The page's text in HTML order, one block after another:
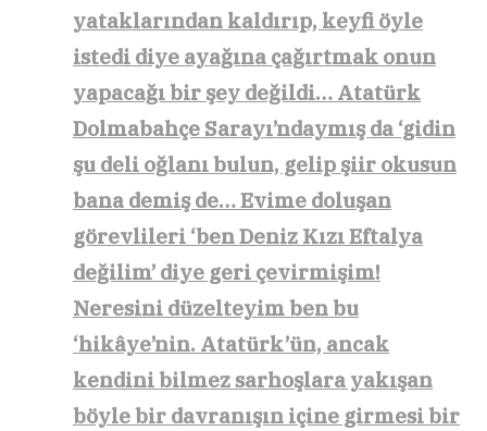
yataklarından kaldırıp, keyfi öyle
istedi diye ayağına çağırtmak onun
yapacağı bir şey değildi… Atatürk
Dolmabahçe Sarayı’ndaymış da ‘gidin
şu deli oğlanı bulun, gelip şiir okusun
bana demiş de… Evime doluşan
görevlileri ‘ben Deniz Kızı Eftalya
değilim’ diye geri çevirmişim!
Neresini düzelteyim ben bu
‘hikâye’nin. Atatürk’ün, ancak
kendini bilmez sarhoşlara yakışan
böyle bir davranışın içine girmesi bir